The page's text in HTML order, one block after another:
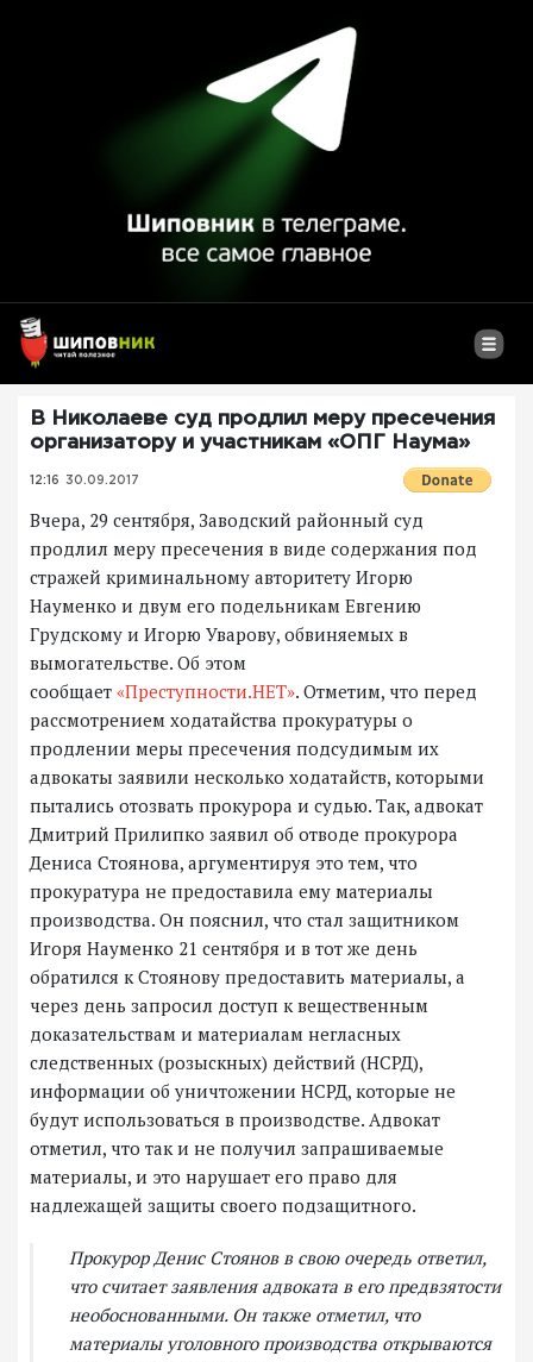
В Николаеве суд продлил меру пресечения
организатору и участникам «ОПГ Наума»
12:16 30.09.2017
Вчера, 29 сентября, Заводский районный суд
продлил меру пресечения в виде содержания под
стражей криминальному авторитету Игорю
Науменко и двум его подельникам Евгению
Грудскому и Игорю Уварову, обвиняемых в
вымогательстве. Об этом
сообщает «Преступности.НЕТ». Отметим, что перед
рассмотрением ходатайства прокуратуры о
продлении меры пресечения подсудимым их
адвокаты заявили несколько ходатайств, которыми
пытались отозвать прокурора и судью. Так, адвокат
Дмитрий Прилипко заявил об отводе прокурора
Дениса Стоянова, аргументируя это тем, что
прокуратура не предоставила ему материалы
производства. Он пояснил, что стал защитником
Игоря Науменко 21 сентября и в тот же день
обратился к Стоянову предоставить материалы, а
через день запросил доступ к вещественным
доказательствам и материалам негласных
следственных (розыскных) действий (НСРД),
информации об уничтожении НСРД, которые не
будут использоваться в производстве. Адвокат
отметил, что так и не получил запрашиваемые
материалы, и это нарушает его право для
надлежащей защиты своего подзащитного.
Прокурор Денис Стоянов в свою очередь ответил,
что считает заявления адвоката в его предвзятости
необоснованными. Он также отметил, что
материалы уголовного производства открываются